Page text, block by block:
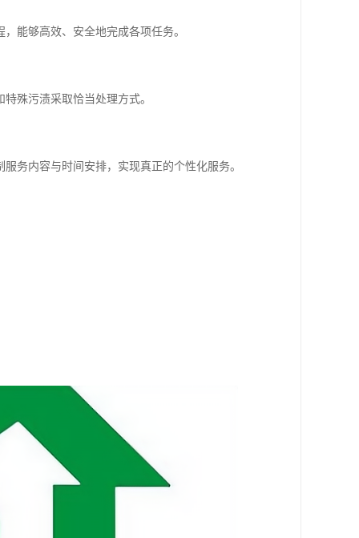
能够高效、安全地完成各项任务。
殊污渍采取恰当处理方式。
务内容与时间安排，实现真正的个性化服务。